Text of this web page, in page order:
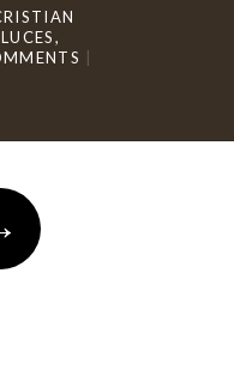
LUCES,